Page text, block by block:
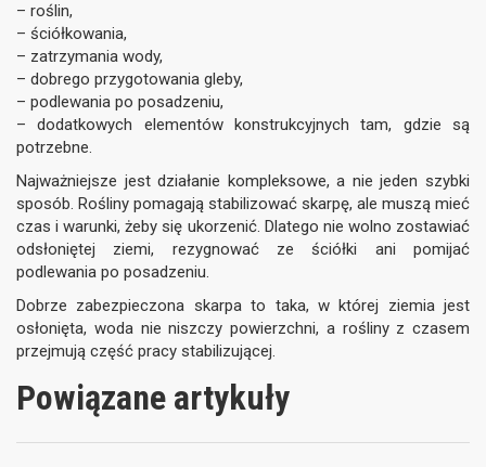
– roślin,
– ściółkowania,
– zatrzymania wody,
– dobrego przygotowania gleby,
– podlewania po posadzeniu,
– dodatkowych elementów konstrukcyjnych tam, gdzie są
potrzebne.
Najważniejsze jest działanie kompleksowe, a nie jeden szybki
sposób. Rośliny pomagają stabilizować skarpę, ale muszą mieć
czas i warunki, żeby się ukorzenić. Dlatego nie wolno zostawiać
odsłoniętej ziemi, rezygnować ze ściółki ani pomijać
podlewania po posadzeniu.
Dobrze zabezpieczona skarpa to taka, w której ziemia jest
osłonięta, woda nie niszczy powierzchni, a rośliny z czasem
przejmują część pracy stabilizującej.
Powiązane artykuły